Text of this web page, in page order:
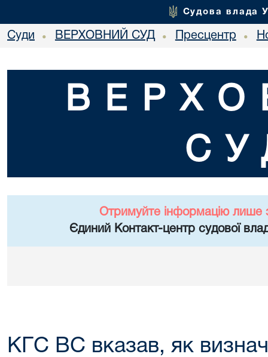
Судова влада
Суди • ВЕРХОВНИЙ СУД • Пресцентр •
Отримуйте інформацію лише
Єдиний Контакт-центр судової
КГС ВС вказав, як